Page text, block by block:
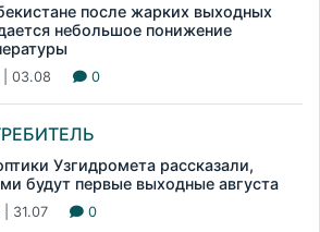
после жарких выходных
небольшое понижение
| 03.08 0
Узгидромета рассказали,
будут первые выходные августа
| 31.07 0